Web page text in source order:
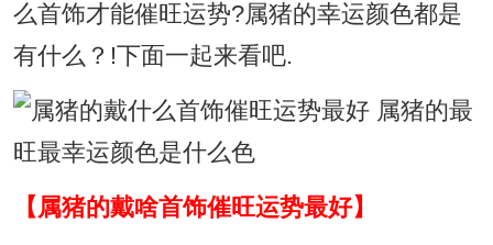
么首饰才能催旺运势?属猪的幸运颜色都是
有什么？!下面一起来看吧.
【属猪的戴啥首饰催旺运势最好】